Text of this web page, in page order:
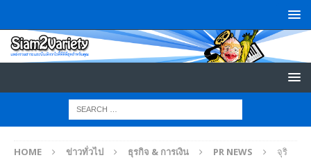
HOME ข่าวทั่วไป ธุรกิจ & การเงิน PR NEWS
จุริ